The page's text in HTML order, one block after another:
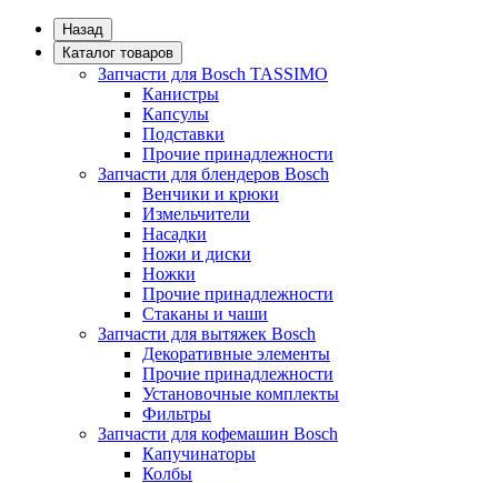
Назад
Каталог товаров
Запчасти для Bosch TASSIMO
Канистры
Капсулы
Подставки
Прочие принадлежности
Запчасти для блендеров Bosch
Венчики и крюки
Измельчители
Насадки
Ножи и диски
Ножки
Прочие принадлежности
Стаканы и чаши
Запчасти для вытяжек Bosch
Декоративные элементы
Прочие принадлежности
Установочные комплекты
Фильтры
Запчасти для кофемашин Bosch
Капучинаторы
Колбы